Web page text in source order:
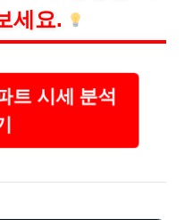
세요.
트 시세 분석